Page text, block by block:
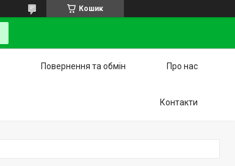
Кошик
Повернення та обмін Про нас
Контакти